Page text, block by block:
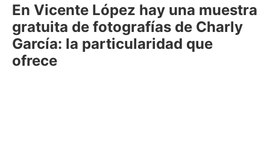
En Vicente López hay una muestra
gratuita de fotografías de Charly
García: la particularidad que
ofrece